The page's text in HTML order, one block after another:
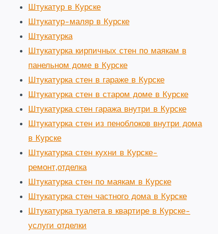
Штукатур в Курске
Штукатур-маляр в Курске
Штукатурка
Штукатурка кирпичных стен по маякам в
панельном доме в Курске
Штукатурка стен в гараже в Курске
Штукатурка стен в старом доме в Курске
Штукатурка стен гаража внутри в Курске
Штукатурка стен из пеноблоков внутри дома
в Курске
Штукатурка стен кухни в Курске-
ремонт,отделка
Штукатурка стен по маякам в Курске
Штукатурка стен частного дома в Курске
Штукатурка туалета в квартире в Курске-
услуги отделки